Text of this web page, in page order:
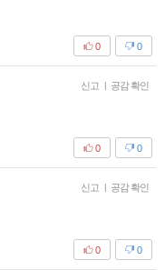
0
0
신고 | 공감 확인
0
0
신고 | 공감 확인
0
0